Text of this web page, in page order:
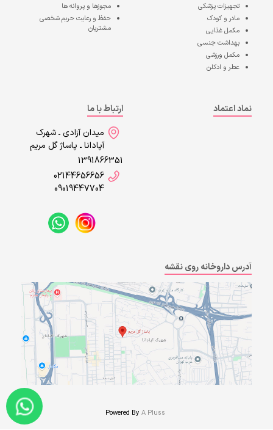
تجهیزات پزشکی
مادر و کودک
مکمل غذایی
بهداشت جنسی
مکمل ورزشی
عطر و ادکلن
مجوزها و پروانه ها
حفظ و رعایت حریم شخصی
مشتریان
نماد اعتماد
ارتباط با ما
میدان آزادی ـ شهرک
آپادانا ـ پاساژ گل مریم
1391866351
02144656656
09019447704
آدرس داروخانه روی نقشه
A Pluss
Powered By